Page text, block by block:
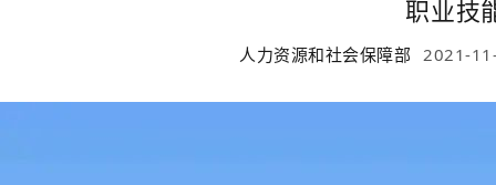
职业技能等级证书
人力资源和社会保障部 2021-